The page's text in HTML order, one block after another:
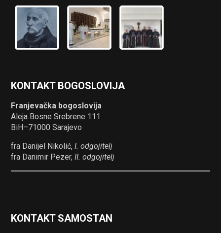
KONTAKT BOGOSLOVIJA
Franjevačka bogoslovija
Aleja Bosne Srebrene 111
BiH–71000 Sarajevo
fra Danijel Nikolić,I. odgojitelj
fra Danimir Pezer,II. odgojitelj
KONTAKT SAMOSTAN